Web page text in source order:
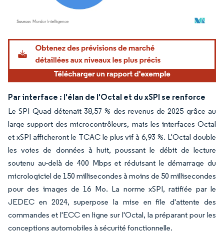
Image © Mordor Intelligence. La réutilisation nécessite une attribution sous CC BY
Par interface : l'élan de l'Octal et du xSPI se renforce
Le SPI Quad détenait 38,57 % des revenus de 2025 grâce au
large support des microcontrôleurs, mais les interfaces Octal
et xSPI afficheront le TCAC le plus vif à 6,93 %. L'Octal double
les voies de données à huit, poussant le débit de lecture
soutenu au-delà de 400 Mbps et réduisant le démarrage du
micrologiciel de 150 millisecondes à moins de 50 millisecondes
pour des images de 16 Mo. La norme xSPI, ratifiée par le
JEDEC en 2024, superpose la mise en file d'attente des
commandes et l'ECC en ligne sur l'Octal, la préparant pour les
conceptions automobiles à sécurité fonctionnelle.